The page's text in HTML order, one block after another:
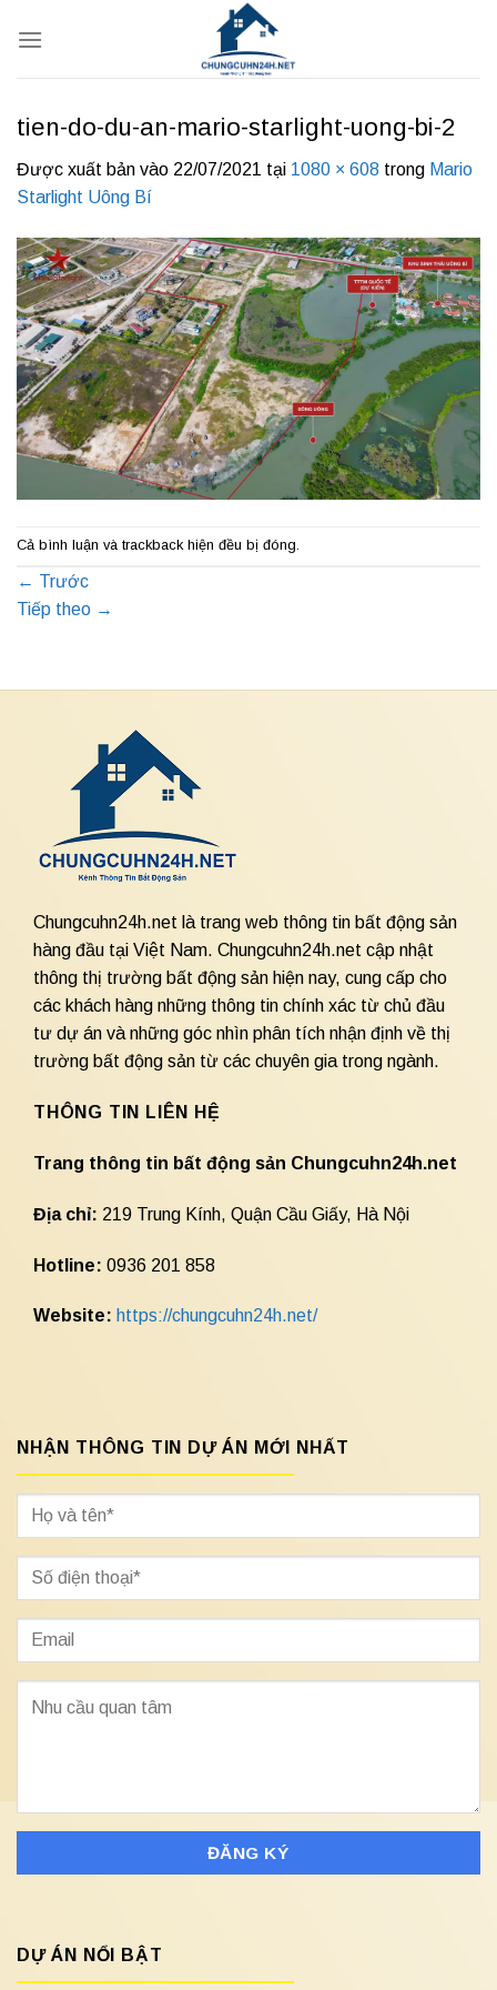
qua
tien-do-du-an-mario-starlight-uong-bi-2
Được xuất bản vào 22/07/2021 tại 1080 × 608 trong Mario
Starlight Uông Bí
Cả bình luận và trackback hiện đều bị đóng.
← Trước
Tiếp theo →
Chungcuhn24h.net là trang web thông tin bất động sản
hàng đầu tại Việt Nam. Chungcuhn24h.net cập nhật
thông thị trường bất động sản hiện nay, cung cấp cho
các khách hàng những thông tin chính xác từ chủ đầu
tư dự án và những góc nhìn phân tích nhận định về thị
trường bất động sản từ các chuyên gia trong ngành.
THÔNG TIN LIÊN HỆ
Trang thông tin bất động sản Chungcuhn24h.net
Địa chỉ: 219 Trung Kính, Quận Cầu Giấy, Hà Nội
Hotline: 0936 201 858
Website: https://chungcuhn24h.net/
NHẬN THÔNG TIN DỰ ÁN MỚI NHẤT
DỰ ÁN NỔI BẬT